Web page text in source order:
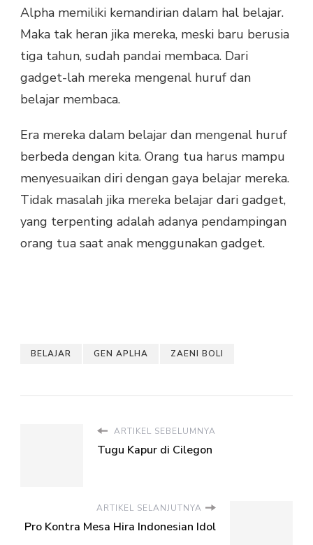
Alpha memiliki kemandirian dalam hal belajar.
Maka tak heran jika mereka, meski baru berusia
tiga tahun, sudah pandai membaca. Dari
gadget-lah mereka mengenal huruf dan
belajar membaca.
Era mereka dalam belajar dan mengenal huruf
berbeda dengan kita. Orang tua harus mampu
menyesuaikan diri dengan gaya belajar mereka.
Tidak masalah jika mereka belajar dari gadget,
yang terpenting adalah adanya pendampingan
orang tua saat anak menggunakan gadget.
BELAJAR GEN APLHA ZAENI BOLI
ARTIKEL SEBELUMNYA
Tugu Kapur di Cilegon
ARTIKEL SELANJUTNYA
Pro Kontra Mesa Hira Indonesian Idol